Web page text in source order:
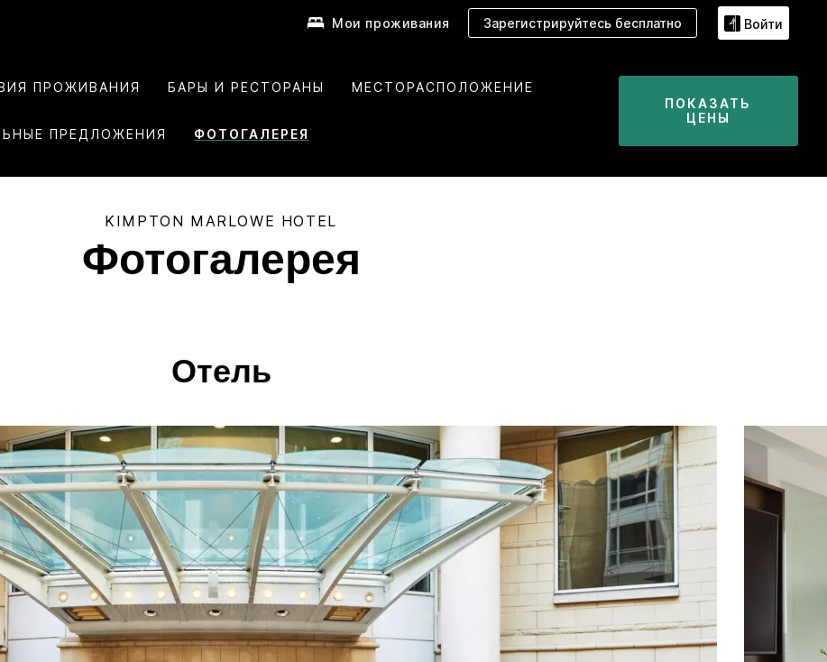
Мои проживания Зарегистрируйтесь бесплатно Войти
ПРОЖИВАНИЯ БАРЫ И РЕСТОРАНЫ МЕСТОРАСПОЛОЖЕНИЕ
ПРЕДЛОЖЕНИЯ ФОТОГАЛЕРЕЯ
ПОКАЗАТЬ
ЦЕНЫ
KIMPTON MARLOWE HOTEL
Фотогалерея
Отель